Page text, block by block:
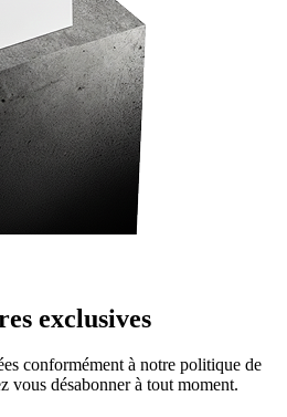
exclusives
conformément à notre politique de
vous désabonner à tout moment.